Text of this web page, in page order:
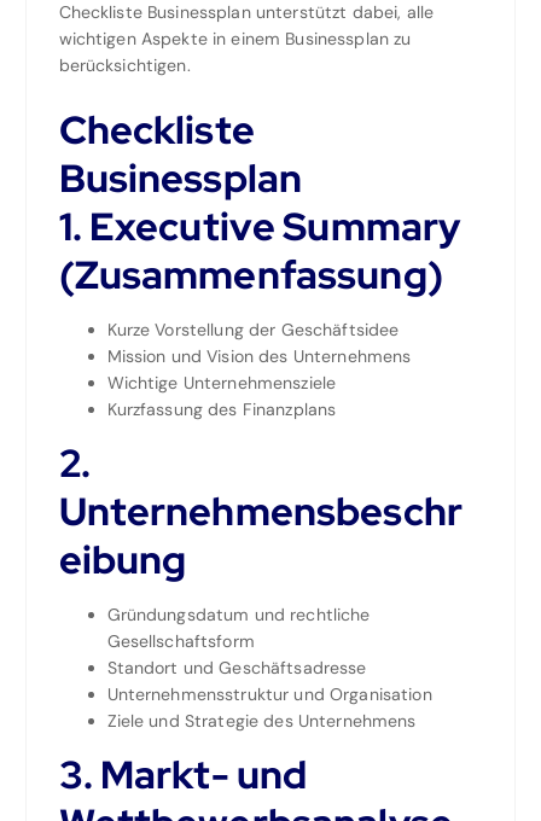
Checkliste Businessplan unterstützt dabei, alle
wichtigen Aspekte in einem Businessplan zu
berücksichtigen.
Checkliste
Businessplan
1. Executive Summary
(Zusammenfassung)
Kurze Vorstellung der Geschäftsidee
Mission und Vision des Unternehmens
Wichtige Unternehmensziele
Kurzfassung des Finanzplans
2.
Unternehmensbeschr
eibung
Gründungsdatum und rechtliche
Gesellschaftsform
Standort und Geschäftsadresse
Unternehmensstruktur und Organisation
Ziele und Strategie des Unternehmens
3. Markt- und